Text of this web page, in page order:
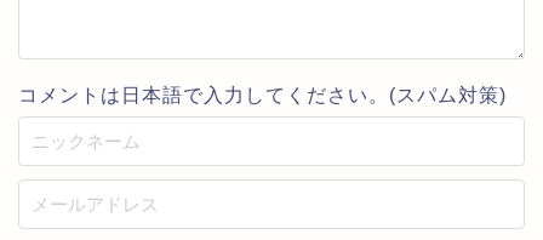
コメントは日本語で入力してください。(スパム対策)